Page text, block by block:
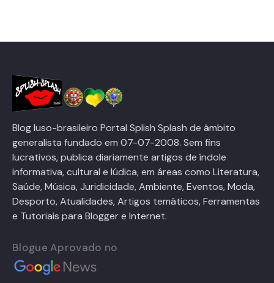
Blog luso-brasileiro Portal Splish Splash de âmbito
generalista fundado em 07-07-2008. Sem fins
lucrativos, publica diariamente artigos de índole
informativa, cultural e lúdica, em áreas como Literatura,
Saúde, Música, Juridicidade, Ambiente, Eventos, Moda,
Desporto, Atualidades, Artigos temáticos, Ferramentas
e Tutoriais para Blogger e Internet.
Blogue Aprovado no